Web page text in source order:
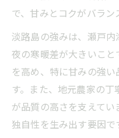
で、甘みとコクがバラン
淡路島の強みは、瀬戸
夜の寒暖差が大きいこ
を高め、特に甘みの強
す。また、地元農家の
が品質の高さを支えて
独自性を生み出す要因で